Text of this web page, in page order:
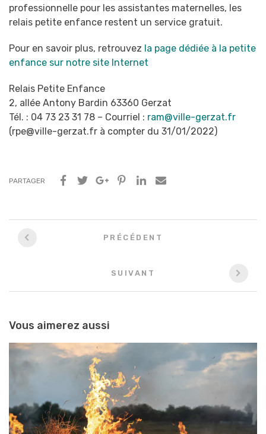
professionnelle pour les assistantes maternelles, les
relais petite enfance restent un service gratuit.
Pour en savoir plus, retrouvez la page dédiée à la petite
enfance sur notre site Internet
Relais Petite Enfance
2, allée Antony Bardin 63360 Gerzat
Tél. : 04 73 23 31 78 – Courriel : ram@ville-gerzat.fr
(rpe@ville-gerzat.fr à compter du 31/01/2022)
PARTAGER
entre
PRÉCÉDENT
SUIVANT
Vous aimerez aussi